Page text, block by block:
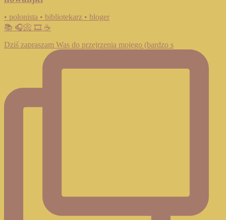
• polonista • bibliotekarz • bloger
📚 🎧📀 🎞️ ☕️
Dziś zapraszam Was do przejrzenia mojego (bardzo s